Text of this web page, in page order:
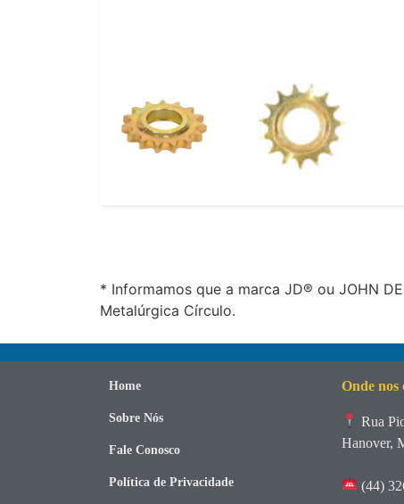
* Informamos que a marca JD® ou JOHN
Metalúrgica Círculo.
Home
Sobre Nós
Fale Conosco
Política de Privacidade
Onde
Rua
Hanover,
(44)